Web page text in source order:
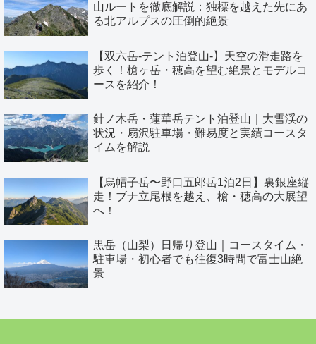
山ルートを徹底解説：独標を越えた先にあ
る北アルプスの圧倒的絶景
【双六岳-テント泊登山-】天空の滑走路を
歩く！槍ヶ岳・穂高を望む絶景とモデルコ
ースを紹介！
針ノ木岳・蓮華岳テント泊登山｜大雪渓の
状況・扇沢駐車場・難易度と実績コースタ
イムを解説
【烏帽子岳〜野口五郎岳1泊2日】裏銀座縦
走！ブナ立尾根を越え、槍・穂高の大展望
へ！
黒岳（山梨）日帰り登山｜コースタイム・
駐車場・初心者でも往復3時間で富士山絶
景